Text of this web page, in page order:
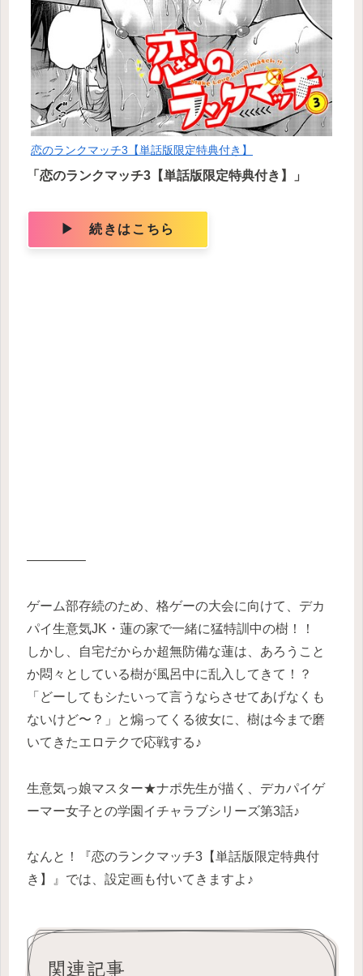
恋のランクマッチ3【単話版限定特典付き】
「恋のランクマッチ3【単話版限定特典付き】」
▶ 続きはこちら
————–
ゲーム部存続のため、格ゲーの大会に向けて、デカ
パイ生意気JK・蓮の家で一緒に猛特訓中の樹！！
しかし、自宅だからか超無防備な蓮は、あろうこと
か悶々としている樹が風呂中に乱入してきて！？
「どーしてもシたいって言うならさせてあげなくも
ないけど〜？」と煽ってくる彼女に、樹は今まで磨
いてきたエロテクで応戦する♪
生意気っ娘マスター★ナポ先生が描く、デカパイゲ
ーマー女子との学園イチャラブシリーズ第3話♪
なんと！『恋のランクマッチ3【単話版限定特典付
き】』では、設定画も付いてきますよ♪
関連記事